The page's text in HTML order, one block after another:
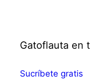
Gatoflauta en
Sucríbete gratis